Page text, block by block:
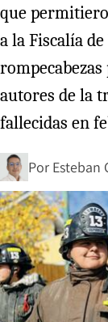
que
a la Fiscalía
autores de la
fallecidas en
Por Esteban